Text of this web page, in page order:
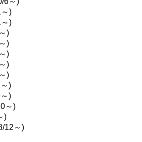
)
)
)
)
)
)
)
)
)
～)
)
12～)